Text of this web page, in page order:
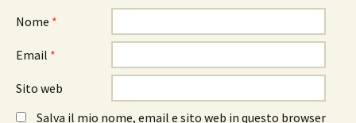
Nome *
Email *
Sito web
Salva il mio nome, email e sito web in questo browser